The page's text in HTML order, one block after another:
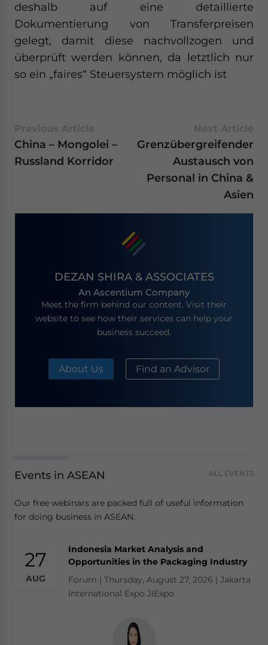
deshalb auf eine detaillierte
Dokumentierung von Transferpreisen
gelegt, damit diese nachvollzogen und
überprüft werden können, da letztlich nur
so ein „faires“ Steuersystem möglich ist
China – Mongolei –
Russland Korridor
Grenzübergreifender
Austausch von
Personal in China &
Asien
DEZAN SHIRA & ASSOCIATES
An Ascentium Company
Meet the firm behind our content. Visit their
website to see how their services can help your
business succeed.
About Us Find an Advisor
Events in ASEAN ALL EVENTS
Our free webinars are packed full of useful information
for doing business in ASEAN.
27
AUG
Indonesia Market Analysis and
Opportunities in the Packaging Industry
Forum | Thursday, August 27, 2026 | Jakarta
International Expo JIExpo